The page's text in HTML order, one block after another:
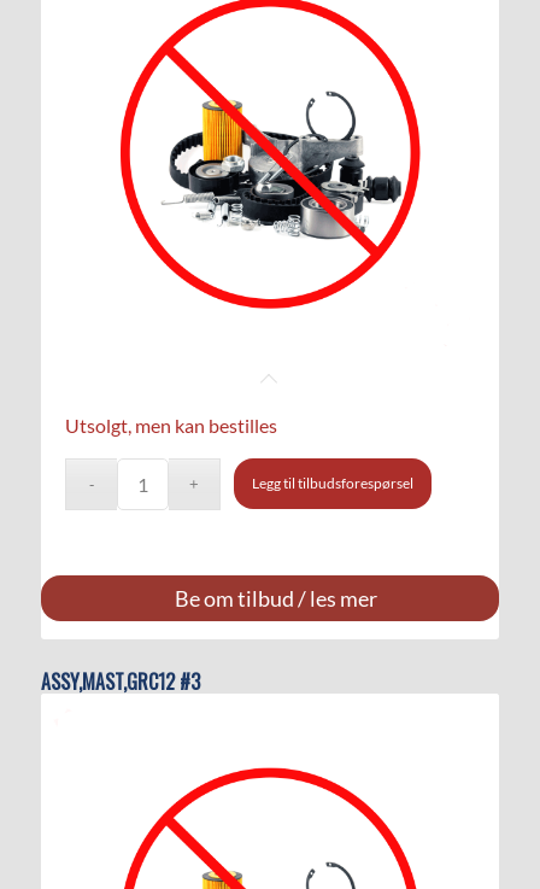
Utsolgt, men kan bestilles
Legg til tilbudsforespørsel
Be om tilbud / les mer
ASSY,MAST,GRC12 #3